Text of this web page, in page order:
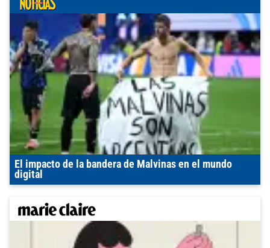
El impacto de la bandera de Malvinas en el mundo
digital